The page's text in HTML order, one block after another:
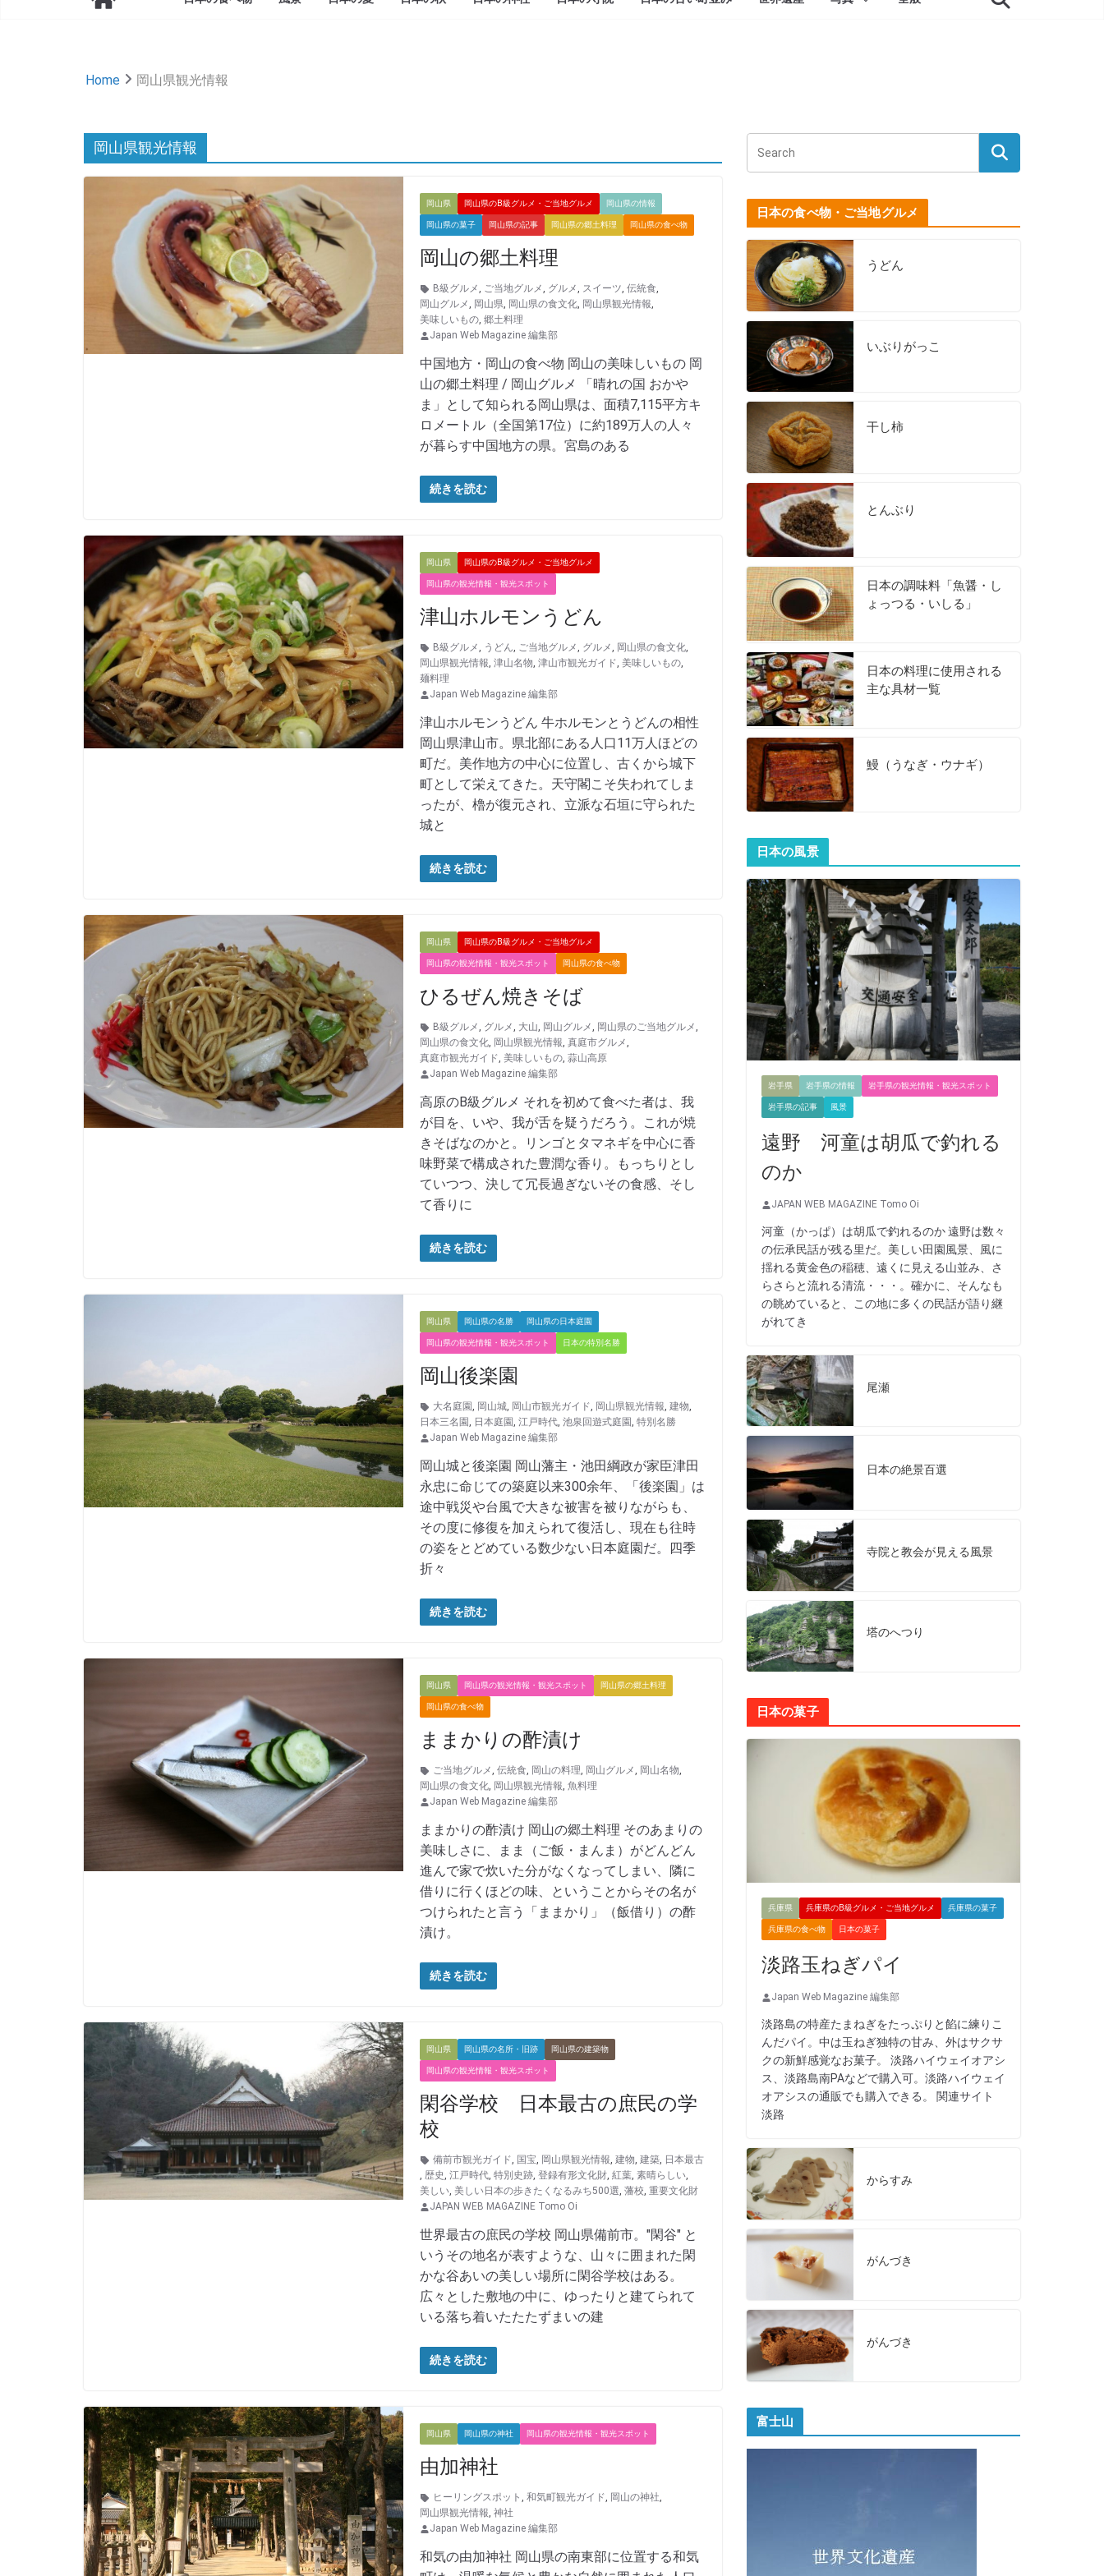
Home 岡山県観光情報
岡山県観光情報
岡山県 岡山県のB級グルメ・ご当地グルメ 岡山県の情報
岡山県の菓子 岡山県の記事 岡山県の郷土料理 岡山県の食べ物
岡山の郷土料理
B級グルメ, ご当地グルメ, グルメ, スイーツ, 伝統食,
岡山グルメ, 岡山県, 岡山県の食文化, 岡山県観光情報,
美味しいもの, 郷土料理
Japan Web Magazine 編集部
中国地方・岡山の食べ物 岡山の美味しいもの 岡
山の郷土料理 / 岡山グルメ 「晴れの国 おかや
ま」として知られる岡山県は、面積7,115平方キ
ロメートル（全国第17位）に約189万人の人々
が暮らす中国地方の県。宮島のある
続きを読む
岡山県 岡山県のB級グルメ・ご当地グルメ
岡山県の観光情報・観光スポット
津山ホルモンうどん
B級グルメ, うどん, ご当地グルメ, グルメ, 岡山県の食文化,
岡山県観光情報, 津山名物, 津山市観光ガイド, 美味しいもの,
麺料理
Japan Web Magazine 編集部
津山ホルモンうどん 牛ホルモンとうどんの相性
岡山県津山市。県北部にある人口11万人ほどの
町だ。美作地方の中心に位置し、古くから城下
町として栄えてきた。天守閣こそ失われてしま
ったが、櫓が復元され、立派な石垣に守られた
城と
続きを読む
岡山県 岡山県のB級グルメ・ご当地グルメ
岡山県の観光情報・観光スポット 岡山県の食べ物
ひるぜん焼きそば
B級グルメ, グルメ, 大山, 岡山グルメ, 岡山県のご当地グルメ,
岡山県の食文化, 岡山県観光情報, 真庭市グルメ,
真庭市観光ガイド, 美味しいもの, 蒜山高原
Japan Web Magazine 編集部
高原のB級グルメ それを初めて食べた者は、我
が目を、いや、我が舌を疑うだろう。これが焼
きそばなのかと。リンゴとタマネギを中心に香
味野菜で構成された豊潤な香り。もっちりとし
ていつつ、決して冗長過ぎないその食感、そし
て香りに
続きを読む
岡山県 岡山県の名勝 岡山県の日本庭園
岡山県の観光情報・観光スポット 日本の特別名勝
岡山後楽園
大名庭園, 岡山城, 岡山市観光ガイド, 岡山県観光情報, 建物,
日本三名園, 日本庭園, 江戸時代, 池泉回遊式庭園, 特別名勝
Japan Web Magazine 編集部
岡山城と後楽園 岡山藩主・池田綱政が家臣津田
永忠に命じての築庭以来300余年、「後楽園」は
途中戦災や台風で大きな被害を被りながらも、
その度に修復を加えられて復活し、現在も往時
の姿をとどめている数少ない日本庭園だ。四季
折々
続きを読む
岡山県 岡山県の観光情報・観光スポット 岡山県の郷土料理
岡山県の食べ物
ままかりの酢漬け
ご当地グルメ, 伝統食, 岡山の料理, 岡山グルメ, 岡山名物,
岡山県の食文化, 岡山県観光情報, 魚料理
Japan Web Magazine 編集部
ままかりの酢漬け 岡山の郷土料理 そのあまりの
美味しさに、まま（ご飯・まんま）がどんどん
進んで家で炊いた分がなくなってしまい、隣に
借りに行くほどの味、ということからその名が
つけられたと言う「ままかり」（飯借り）の酢
漬け。
続きを読む
岡山県 岡山県の名所・旧跡 岡山県の建築物
岡山県の観光情報・観光スポット
閑谷学校 日本最古の庶民の学
校
備前市観光ガイド, 国宝, 岡山県観光情報, 建物, 建築, 日本最古
, 歴史, 江戸時代, 特別史跡, 登録有形文化財, 紅葉, 素晴らしい,
美しい, 美しい日本の歩きたくなるみち500選, 藩校, 重要文化財
JAPAN WEB MAGAZINE Tomo Oi
世界最古の庶民の学校 岡山県備前市。"閑谷" と
いうその地名が表すような、山々に囲まれた閑
かな谷あいの美しい場所に閑谷学校はある。
広々とした敷地の中に、ゆったりと建てられて
いる落ち着いたたたずまいの建
続きを読む
岡山県 岡山県の神社 岡山県の観光情報・観光スポット
由加神社
ヒーリングスポット , 和気町観光ガイド, 岡山の神社,
岡山県観光情報, 神社
Japan Web Magazine 編集部
和気の由加神社 岡山県の南東部に位置する和気
日本の食べ物・ご当地グルメ
うどん
いぶりがっこ
干し柿
とんぶり
日本の調味料「魚醤・し
ょっつる・いしる」
日本の料理に使用される
主な具材一覧
鰻（うなぎ・ウナギ）
日本の風景
岩手県 岩手県の情報 岩手県の観光情報・観光スポット
岩手県の記事 風景
遠野 河童は胡瓜で釣れる
のか
JAPAN WEB MAGAZINE Tomo Oi
河童（かっぱ）は胡瓜で釣れるのか 遠野は数々
の伝承民話が残る里だ。美しい田園風景、風に
揺れる黄金色の稲穂、遠くに見える山並み、さ
らさらと流れる清流・・・。確かに、そんなも
の眺めていると、この地に多くの民話が語り継
がれてき
尾瀬
日本の絶景百選
寺院と教会が見える風景
塔のへつり
日本の菓子
兵庫県 兵庫県のB級グルメ・ご当地グルメ 兵庫県の菓子
兵庫県の食べ物 日本の菓子
淡路玉ねぎパイ
Japan Web Magazine 編集部
淡路島の特産たまねぎをたっぷりと餡に練りこ
んだパイ。中は玉ねぎ独特の甘み、外はサクサ
クの新鮮感覚なお菓子。 淡路ハイウェイオアシ
ス、淡路島南PAなどで購入可。淡路ハイウェイ
オアシスの通販でも購入できる。 関連サイト
淡路
からすみ
がんづき
がんづき
富士山